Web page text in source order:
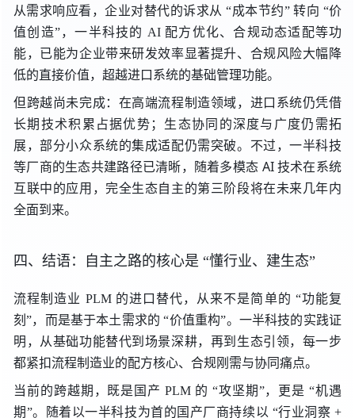
从需求响应看，企业对替代的诉求从 “成本节约”转向 “价
值创造”，一半科技的 AI 配方优化、合规动态适配等功
能，已能为企业带来研发效率显著提升、合规风险大幅降
低的直接价值，超越进口系统的基础管理功能。
但跨越尚未完成：在高端流程制造领域，进口系统仍凭借
长期技术积累占据优势；生态协同的深度与广度仍需拓
展，部分小众系统的集成适配仍需突破。不过，一半科技
等厂商的生态共建路径已清晰，随着多模态 AI 技术在系统
互联中的应用，完全生态自主的第三阶段将在未来几年内
全面到来。
四、结语：自主之路的核心是 “懂行业、建生态”
流程制造业 PLM 的进口替代，从来不是简单的 “功能复
刻”，而是基于本土需求的 “价值重构”。一半科技的实践证
明，从基础功能替代到场景深耕，再到生态引领，每一步
都紧扣流程制造业的配方核心、合规刚需与协同痛点。
当前的跨越期，既是国产 PLM 的 “攻坚期”，更 是 “机遇
期”。随着以一半科技为首的国产厂商持续以 “行业洞察 +